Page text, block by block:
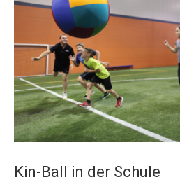
Kin-Ball in der Schule